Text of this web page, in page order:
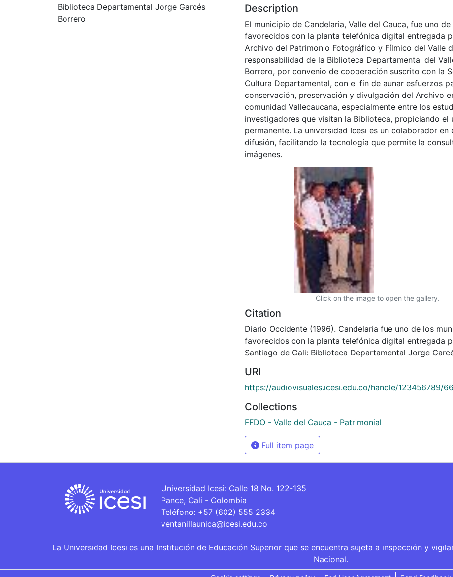
Biblioteca Departamental Jorge Garcés
Borrero
Description
El municipio de Candelaria, Valle del Cauca, fue uno
favorecidos con la planta telefónica digital entregada
Archivo del Patrimonio Fotográfico y Fílmico del Valle
responsabilidad de la Biblioteca Departamental del
Borrero, por convenio de cooperación suscrito con la
Cultura Departamental, con el fin de aunar esfuerzos
conservación, preservación y divulgación del Archivo
comunidad Vallecaucana, especialmente entre los
investigadores que visitan la Biblioteca, propiciando el
permanente. La universidad Icesi es un colaborador en
difusión, facilitando la tecnología que permite la
imágenes.
Click on the image to open the gallery.
Citation
Diario Occidente (1996). Candelaria fue uno de los
favorecidos con la planta telefónica digital entregada
Santiago de Cali: Biblioteca Departamental Jorge
URI
https://audiovisuales.icesi.edu.co/handle/123456789/
Collections
FFDO - Valle del Cauca - Patrimonial
Full item page
Universidad Icesi: Calle 18 No. 122-135
Pance, Cali - Colombia
Teléfono: +57 (602) 555 2334
ventanillaunica@icesi.edu.co
La Universidad Icesi es una Institución de Educación Superior que se encuentra sujeta a inspección y
Nacional.